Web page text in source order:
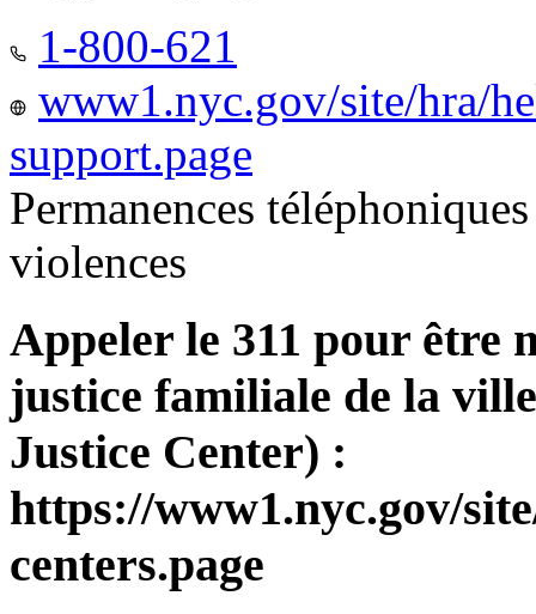
1-800-621
www1.nyc.gov/site/hra/
support.page
Permanences
violences
Appeler le 311 pour être
justice familiale de la
Justice Center) :
https://www1.nyc.gov/
centers.page